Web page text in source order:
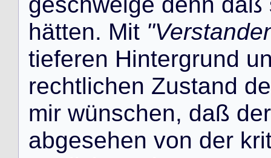
hätten. Mit
tieferen Hintergrund u
rechtlichen Zustand de
mir wünschen, daß der
abgesehen von der kri